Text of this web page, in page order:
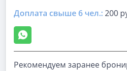
Доплата свыше 6 чел.:200
Рекомендуем заранее